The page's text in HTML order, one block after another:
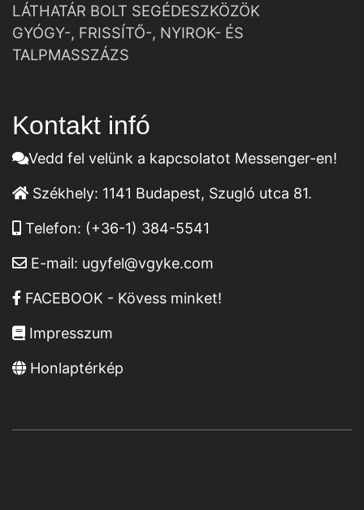
LÁTHATÁR BOLT SEGÉDESZKÖZÖK
GYÓGY-, FRISSÍTŐ-, NYIROK- ÉS
TALPMASSZÁZS
Kontakt infó
Vedd fel velünk a kapcsolatot Messenger-en!
Székhely: 1141 Budapest, Szugló utca 81.
Telefon: (+36-1) 384-5541
E-mail: ugyfel@vgyke.com
FACEBOOK - Kövess minket!
Impresszum
Honlaptérkép